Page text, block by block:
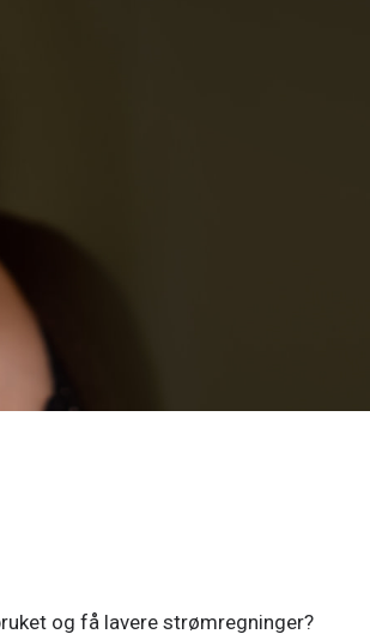
og få lavere strømregninger?